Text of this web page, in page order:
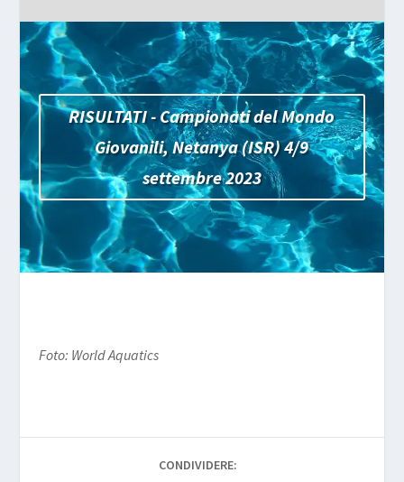
RISULTATI - Campionati del Mondo
Giovanili, Netanya (ISR) 4/9
settembre 2023
Foto: World Aquatics
CONDIVIDERE: